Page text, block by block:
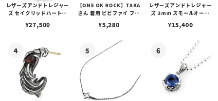
レザーズアンドトレジャー
ズ セイクリッドハートピ
¥27,500
【ONE OK ROCK】TAKA
さん 着用 ビビファイ フー
¥5,280
レザーズアンドトレジャー
ズ 3mm スモールオーバ
ブスタークラスプ＆LTロ
¥15,400